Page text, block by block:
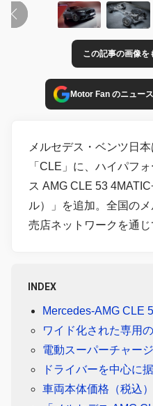
この記事の画像を
Motor Fan のニュー
メルセデス・ベンツ日
「CLE」に、ハイパフ
ス AMG CLE 53
ル）」を追加。全国の
売店ネットワークを通じ
INDEX
Mercedes-AMG CLE
ワイド化された専用
電動スーパーチャー
ドライバーを中心に
車両本体価格（税込）